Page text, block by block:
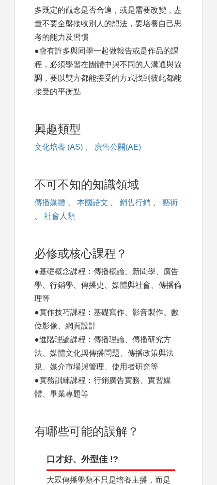
多既定的觀念是否合適，或是需要改變，盡
量不要全盤接收別人的想法，要培養自己思
考的能力及習慣
●會有許多與同學一起做報告或是作品的課
程，必須學習在團體中與不同的人溝通與協
調，要以雙方都能接受的方式找到彼此都能
接受的平衡點
興趣類型
文化培養 (AS) 、 廣告公關(AE)
不可不知的知識領域
傳播媒體 、 本國語文 、 銷售行銷 、
藝術
、
社會人類
必修或核心課程？
●基礎概念課程：傳播概論、新聞學、廣告
學、行銷學、傳播史、媒體與社會、傳播倫
理等
●實作技巧課程：基礎寫作、影音製作、數
位影像、網頁設計
●進階理論課程：傳播理論、傳播研究方
法、媒體文化與傳播問題、傳播政策與法
規、媒介市場與管理、使用者研究等
●實務訓練課程：行銷廣告實務、實習媒
體、畢業專題等
有哪些可能的誤解？
口才好、外型佳 !?
大眾傳播學類不只是培養主播，而是